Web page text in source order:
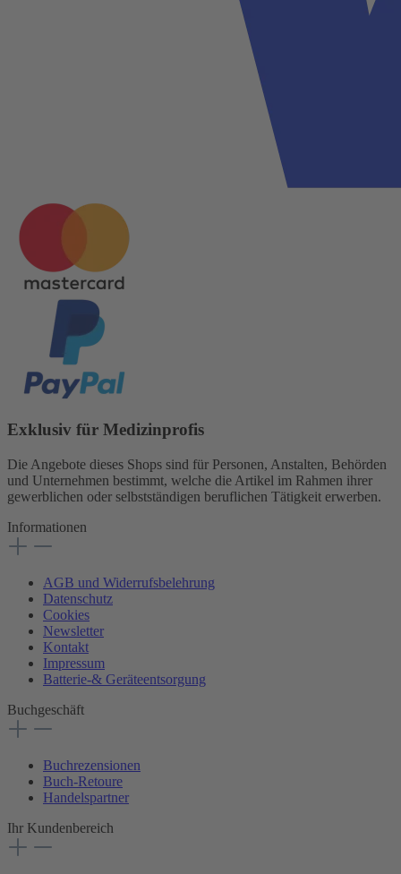
Exklusiv für Medizinprofis
Die Angebote dieses Shops sind für Personen, Anstalten, Behörden
und Unternehmen bestimmt, welche die Artikel im Rahmen ihrer
gewerblichen oder selbstständigen beruflichen Tätigkeit erwerben.
Informationen
AGB und Widerrufsbelehrung
Datenschutz
Cookies
Newsletter
Kontakt
Impressum
Batterie-& Geräteentsorgung
Buchgeschäft
Buchrezensionen
Buch-Retoure
Handelspartner
Ihr Kundenbereich